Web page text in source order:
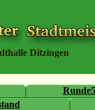
Ditzingen
Runde5